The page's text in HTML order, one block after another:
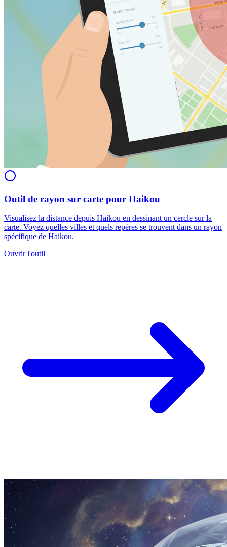
Outil de rayon sur carte pour Haikou
Visualisez la distance depuis Haikou en dessinant un cercle sur la
carte. Voyez quelles villes et quels repères se trouvent dans un rayon
spécifique de Haikou.
Ouvrir l'outil